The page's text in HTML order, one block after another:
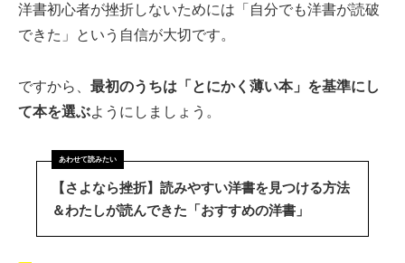
洋書初心者が挫折しないためには「自分でも洋書が読破
できた」という自信が大切です。
ですから、 最初のうちは「とにかく薄い本」を基準にし
て本を選ぶようにしましょう。
【さよなら挫折】読みやすい洋書を見つける方法
＆わたしが読んできた「おすすめの洋書」